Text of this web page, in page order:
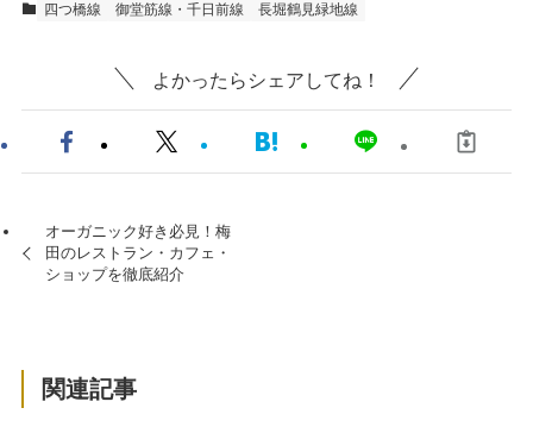
四つ橋線 御堂筋線・千日前線 長堀鶴見緑地線
よかったらシェアしてね！
オーガニック好き必見！梅
田のレストラン・カフェ・
ショップを徹底紹介
関連記事